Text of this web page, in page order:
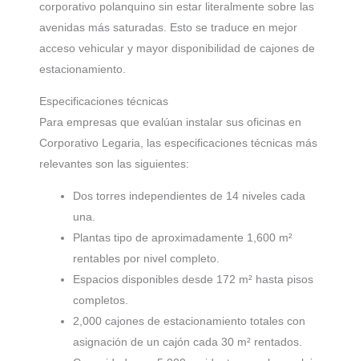
corporativo polanquino sin estar literalmente sobre las
avenidas más saturadas. Esto se traduce en mejor
acceso vehicular y mayor disponibilidad de cajones de
estacionamiento.
Especificaciones técnicas
Para empresas que evalúan instalar sus oficinas en
Corporativo Legaria, las especificaciones técnicas más
relevantes son las siguientes:
Dos torres independientes de 14 niveles cada
una.
Plantas tipo de aproximadamente 1,600 m²
rentables por nivel completo.
Espacios disponibles desde 172 m² hasta pisos
completos.
2,000 cajones de estacionamiento totales con
asignación de un cajón cada 30 m² rentados.